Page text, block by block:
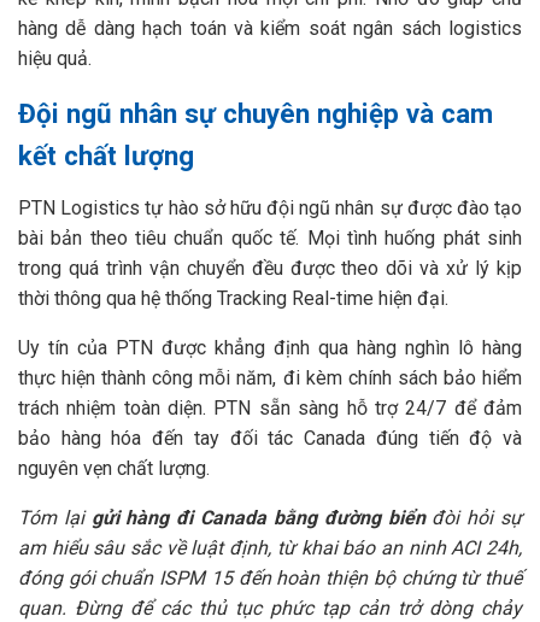
hàng dễ dàng hạch toán và kiểm soát ngân sách logistics
hiệu quả.
Đội ngũ nhân sự chuyên nghiệp và cam
kết chất lượng
PTN Logistics tự hào sở hữu đội ngũ nhân sự được đào tạo
bài bản theo tiêu chuẩn quốc tế. Mọi tình huống phát sinh
trong quá trình vận chuyển đều được theo dõi và xử lý kịp
thời thông qua hệ thống Tracking Real-time hiện đại.
Uy tín của PTN được khẳng định qua hàng nghìn lô hàng
thực hiện thành công mỗi năm, đi kèm chính sách bảo hiểm
trách nhiệm toàn diện. PTN sẵn sàng hỗ trợ 24/7 để đảm
bảo hàng hóa đến tay đối tác Canada đúng tiến độ và
nguyên vẹn chất lượng.
Tóm lạigửi hàng đi Canada bằng đường biểnđòi hỏi sự
am hiểu sâu sắc về luật định, từ khai báo an ninh ACI 24h,
đóng gói chuẩn ISPM 15 đến hoàn thiện bộ chứng từ thuế
quan. Đừng để các thủ tục phức tạp cản trở dòng chảy